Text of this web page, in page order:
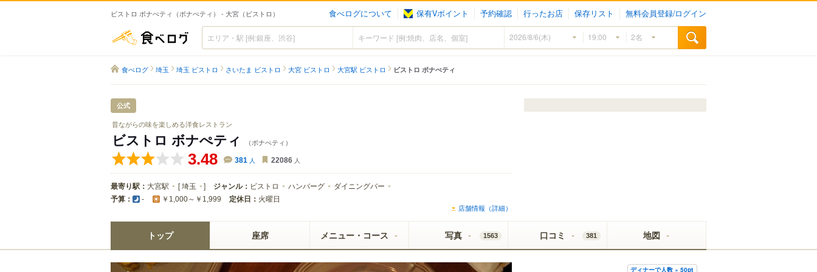
ビストロ ボナぺティ（ボナぺティ） - 大宮（ビストロ） 食べログについて 保有Vポイント 予約確認 行ったお店 保存リスト 無料会員登録/ログイン
食べログ
食べログ 埼玉 埼玉 ビストロ さいたま ビストロ 大宮 ビストロ 大宮駅 ビストロ ビストロ ボナぺティ
公式
昔ながらの味を楽しめる洋食レストラン
ビストロ ボナぺティ （ボナぺティ）
3.48 381 人 22086 人
最寄り駅： 大宮駅 [埼玉 ] ジャンル： ビストロ ハンバーグ ダイニングバー
予算： - ￥1,000～￥1,999 定休日： 火曜日
店舗情報（詳細）
トップ 座席 メニュー・コース 写真 1563 口コミ 381 地図
ディナーで人数 × 50pt